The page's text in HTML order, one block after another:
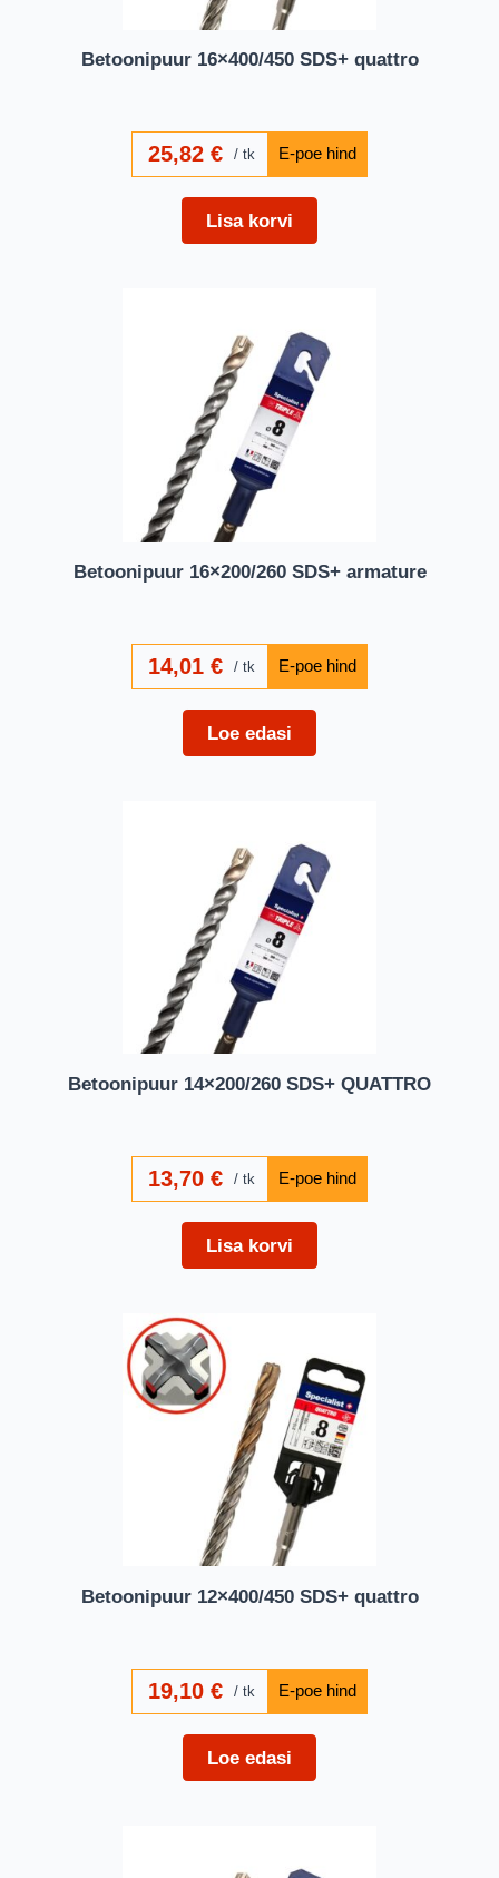
Betoonipuur 16×400/450 SDS+ quattro
25,82 € tk
Lisa korvi
Betoonipuur 16×200/260 SDS+ armature
14,01 € tk
Loe edasi
Betoonipuur 14×200/260 SDS+ QUATTRO
13,70 € tk
Lisa korvi
Betoonipuur 12×400/450 SDS+ quattro
19,10 € tk
Loe edasi